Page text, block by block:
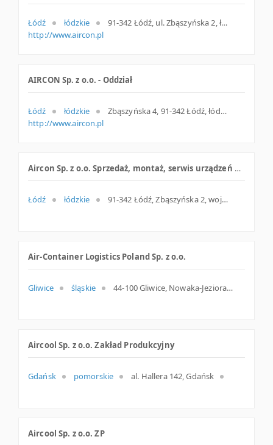
Łódź łódzkie
91-342 Łódź, ul. Zbąszyńska 2, łódzkie
http://www.aircon.pl
AIRCON Sp. z o.o. - Oddział
Łódź łódzkie
Zbąszyńska 4, 91-342 Łódź, łódzkie
http://www.aircon.pl
Aircon Sp. z o.o. Sprzedaż, montaż, serwis urządzeń klimatyzacyjnych
Łódź łódzkie 91-342 Łódź, Zbąszyńska 2, woj. Łódzkie, pow. Łódź, gm. Łódź
Air-Container Logistics Poland Sp. z o.o.
Gliwice śląskie 44-100 Gliwice, Nowaka-Jeziorańskiego 39, woj. Śląskie, pow. Gliwice, gm. Gliwice
Aircool Sp. z o.o. Zakład Produkcyjny
Gdańsk pomorskie al. Hallera 142, Gdańsk
Aircool Sp. z o.o. ZP